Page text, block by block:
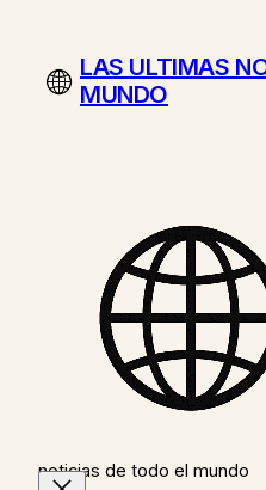
contenidoLAS ULTIMAS
MUNDO
noticias de todo el mundo